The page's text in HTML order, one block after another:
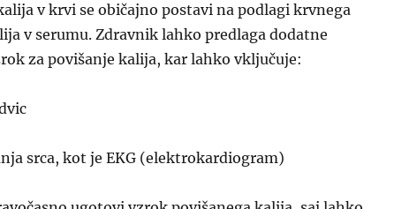
v krvi se običajno postavi na podlagi krvnega
v serumu. Zdravnik lahko predlaga dodatne
za povišanje kalija, kar lahko vključuje:
srca, kot je EKG (elektrokardiogram)